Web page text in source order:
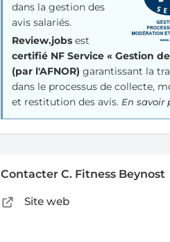
dans la gestion des
avis salariés.
Review.jobs est
certifié NF Service « Gestion
(par l'AFNOR) garantissant la
dans le processus de collecte,
et restitution des avis.En savoir
Contacter C. Fitness Beynost
Site web